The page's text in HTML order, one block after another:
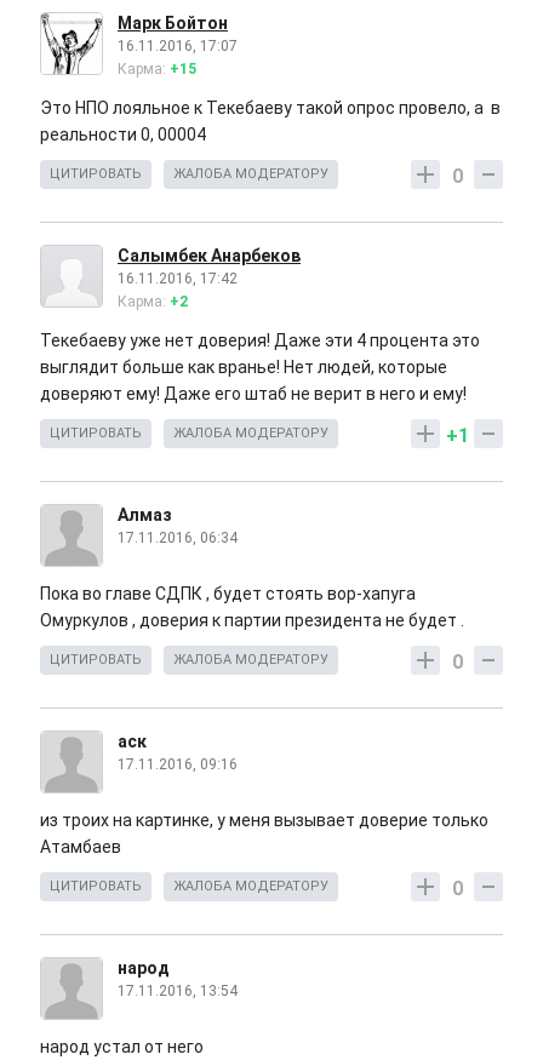
Марк Бойтон
16.11.2016, 17:07
Карма: +15
Это НПО лояльное к Текебаеву такой опрос провело, а в
реальности 0, 00004
0
ЦИТИРОВАТЬ ЖАЛОБА МОДЕРАТОРУ
Салымбек Анарбеков
16.11.2016, 17:42
Карма: +2
Текебаеву уже нет доверия! Даже эти 4 процента это
выглядит больше как вранье! Нет людей, которые
доверяют ему! Даже его штаб не верит в него и ему!
+1
ЦИТИРОВАТЬ ЖАЛОБА МОДЕРАТОРУ
Алмаз
17.11.2016, 06:34
Пока во главе СДПК , будет стоять вор-хапуга
Омуркулов , доверия к партии президента не будет .
0
ЦИТИРОВАТЬ ЖАЛОБА МОДЕРАТОРУ
аск
17.11.2016, 09:16
из троих на картинке, у меня вызывает доверие только
Атамбаев
0
ЦИТИРОВАТЬ ЖАЛОБА МОДЕРАТОРУ
народ
17.11.2016, 13:54
народ устал от него